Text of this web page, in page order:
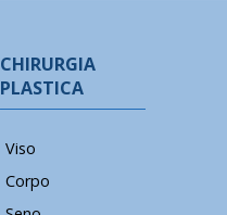
CHIRURGIA
PLASTICA
Viso
Corpo